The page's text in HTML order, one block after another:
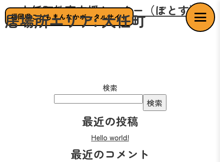
福岡県こどもまんなかポータルサイト
居場所エリア:大任町
大任町教育支援センター（ぽとす）
検索
検索
最近の投稿
Hello world!
最近のコメント